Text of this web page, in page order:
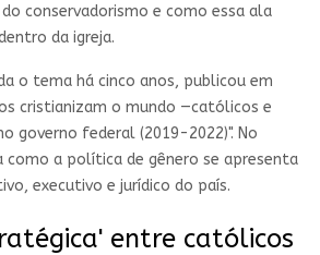
conservadorismo e como essa ala
da igreja.
o tema há cinco anos, publicou em
cristianizam o mundo —católicos e
governo federal (2019-2022)". No
como a política de gênero se apresenta
executivo e jurídico do país.
entre católicos